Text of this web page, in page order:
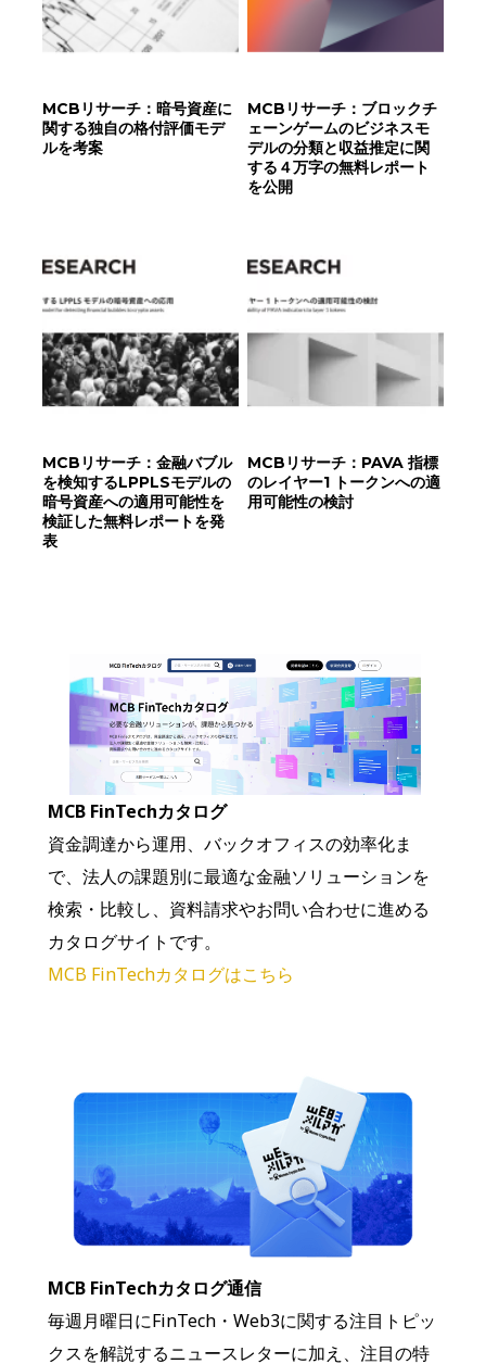
MCBリサーチ：暗号資産に
関する独自の格付評価モデ
ルを考案
MCBリサーチ：ブロックチ
ェーンゲームのビジネスモ
デルの分類と収益推定に関
する４万字の無料レポート
を公開
MCBリサーチ：金融バブル
を検知するLPPLSモデルの
暗号資産への適用可能性を
検証した無料レポートを発
表
MCBリサーチ：PAVA 指標
のレイヤー1 トークンへの適
用可能性の検討
MCB FinTechカタログ
資金調達から運用、バックオフィスの効率化ま
で、法人の課題別に最適な金融ソリューションを
検索・比較し、資料請求やお問い合わせに進める
カタログサイトです。
MCB FinTechカタログはこちら
MCB FinTechカタログ通信
毎週月曜日にFinTech・Web3に関する注目トピッ
クスを解説するニュースレターに加え、注目の特